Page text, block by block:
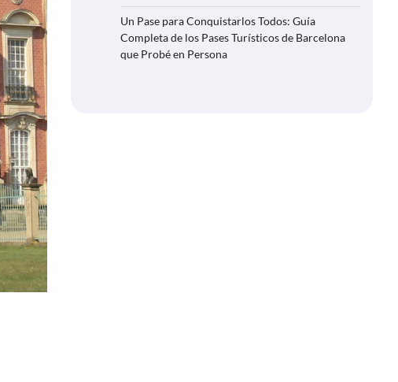
Un Pase para Conquistarlos Todos: Guía
Completa de los Pases Turísticos de Barcelona
que Probé en Persona